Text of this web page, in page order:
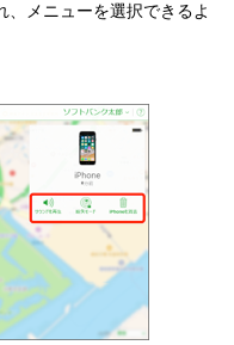
、メニューを選択できるよ